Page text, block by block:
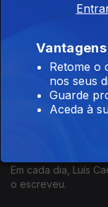
Ep. 86
11 mai. 2026
Em cada dia, Luís
o escreveu.
Em cada dia, Luís
o escreveu.
Vantagens
Retome o
nos seus
Guarde
Aceda à